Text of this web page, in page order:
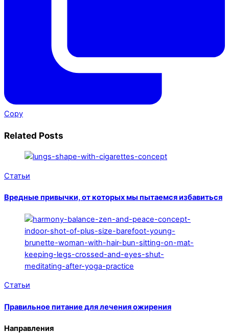
Copy
Related Posts
Статьи
Вредные привычки, от которых мы пытаемся избавиться
Статьи
Правильное питание для лечения ожирения
Направления